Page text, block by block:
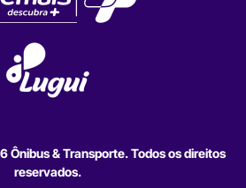
& Transporte. Todos os direitos
reservados.